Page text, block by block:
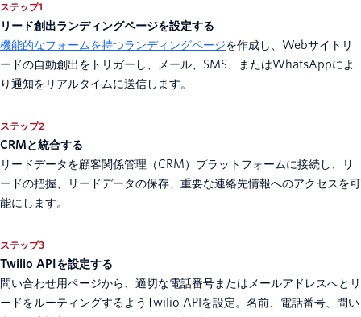
ステップ1
リード創出ランディングページを設定する
機能的なフォームを持つランディングページを作成し、Webサイトリ
ードの自動創出をトリガーし、メール、SMS、またはWhatsAppによ
り通知をリアルタイムに送信します。
ステップ2
CRMと統合する
リードデータを顧客関係管理（CRM）プラットフォームに接続し、リ
ードの把握、リードデータの保存、重要な連絡先情報へのアクセスを可
能にします。
ステップ3
Twilio APIを設定する
問い合わせ用ページから、適切な電話番号またはメールアドレスへとリ
ードをルーティングするようTwilio APIを設定。名前、電話番号、問い